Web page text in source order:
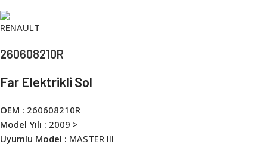
260608210R
Far Elektrikli Sol
OEM : 260608210R
Model Yılı : 2009 >
Uyumlu Model : MASTER III